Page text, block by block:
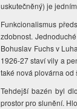
uskutečněný) je
Funkcionalismus
zdobnost.
Bohuslav Fuchs v
1926-27 staví vily a
také nová plovárna od
Tehdejší bazén byl
prostor pro slunění.